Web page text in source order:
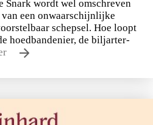
wordt wel omschreven
een onwaarschijnlijke
schepsel. Hoe loopt
hoedbandenier, de biljarter-